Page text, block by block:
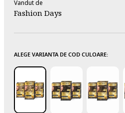
Vandut de
Fashion Days
ALEGE VARIANTA DE COD CULOARE: